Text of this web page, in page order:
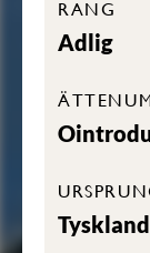
RANG
Adlig